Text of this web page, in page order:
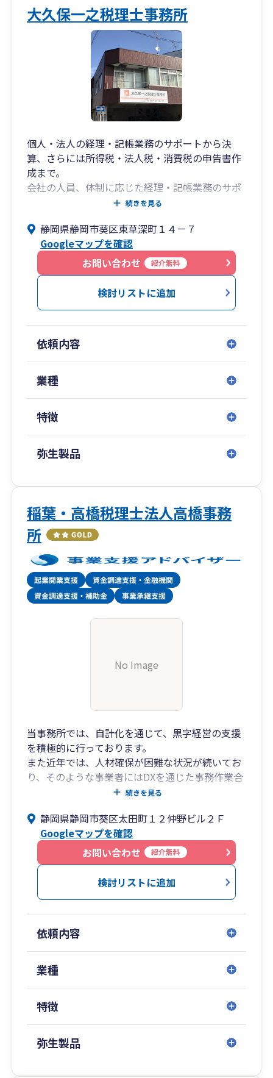
大久保一之税理士事務所
個人・法人の経理・記帳業務のサポートから決
算、さらには所得税・法人税・消費税の申告書作
成まで。
会社の人員、体制に応じた経理・記帳業務のサポ
ートをいたします。
続きを見る
静岡県静岡市葵区東草深町１４－７
Googleマップを確認
お問い合わせ
紹介無料
検討リストに追加
依頼内容
業種
特徴
弥生製品
稲葉・高橋税理士法人高橋事務
所
No Image
当事務所では、自計化を通じて、黒字経営の支援
を積極的に行っております。
また近年では、人材確保が困難な状況が続いてお
り、そのような事業者にはDXを通じた事務作業合
理化のご提案も行っております。
方に対して、税務相談から法人化相談、資金調達
支援、事業承継・M＆A支援まで幅広くサービスを
提供しております。
続きを見る
静岡県静岡市葵区太田町１２仲野ビル２Ｆ
Googleマップを確認
お問い合わせ
紹介無料
検討リストに追加
依頼内容
業種
特徴
弥生製品